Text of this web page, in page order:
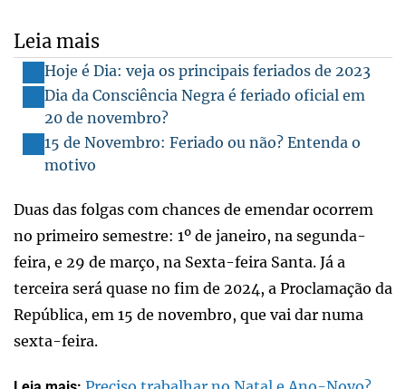
Leia mais
Hoje é Dia: veja os principais feriados de 2023
Dia da Consciência Negra é feriado oficial em
20 de novembro?
15 de Novembro: Feriado ou não? Entenda o
motivo
Duas das folgas com chances de emendar ocorrem
no primeiro semestre: 1º de janeiro, na segunda-
feira, e 29 de março, na Sexta-feira Santa. Já a
terceira será quase no fim de 2024, a Proclamação da
República, em 15 de novembro, que vai dar numa
sexta-feira.